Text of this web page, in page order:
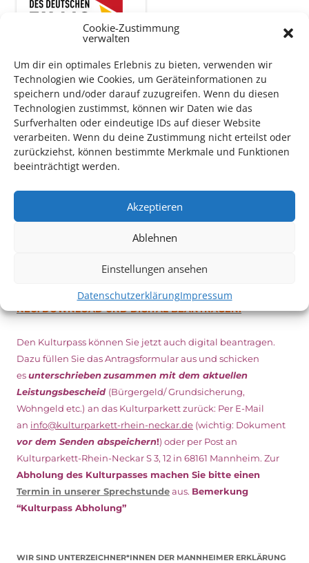
Cookie-Zustimmung
verwalten
Um dir ein optimales Erlebnis zu bieten, verwenden wir
Technologien wie Cookies, um Geräteinformationen zu
speichern und/oder darauf zuzugreifen. Wenn du diesen
Technologien zustimmst, können wir Daten wie das
Surfverhalten oder eindeutige IDs auf dieser Website
verarbeiten. Wenn du deine Zustimmung nicht erteilst oder
zurückziehst, können bestimmte Merkmale und Funktionen
beeinträchtigt werden.
Akzeptieren
Ablehnen
Einstellungen ansehen
DatenschutzerklärungImpressum
Auch dieses Jahr findet wieder dasFestival des deutschen
Filmsin Ludwigshafen statt.
Vom 19. August bist zum 9. Septemberhaben Kulturpass-
Inhaber*innen freien Eintritt
Weitere Details zum Festival finden SieHIER
DIGITAL KULTURPASS BEANTRAGEN
NEU: DOWNLOAD UND DIGITAL BEANTRAGEN!
Den Kulturpass können Sie jetzt auch digital beantragen.
Dazu füllen Sie das Antragsformular aus und schicken
esunterschriebenzusammen mit dem aktuellen
Leistungsbescheid (Bürgergeld/ Grundsicherung,
Wohngeld etc.) an das Kulturparkett zurück: Per E-Mail
an info@kulturparkett-rhein-neckar.de (wichtig: Dokument
vor dem Senden abspeichern!) oder per Post an
Kulturparkett-Rhein-Neckar S 3, 12 in 68161 Mannheim. Zur
Abholung des Kulturpasses machen Sie bitte einen
Termin in unserer Sprechstundeaus. Bemerkung
“Kulturpass Abholung”
WIR SIND UNTERZEICHNER*INNEN DER MANNHEIMER ERKLÄRUNG